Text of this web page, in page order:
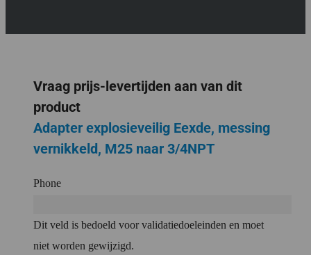
Vraag prijs-levertijden aan van dit
product
Adapter explosieveilig Eexde, messing
vernikkeld, M25 naar 3/4NPT
Phone
Dit veld is bedoeld voor validatiedoeleinden en moet
niet worden gewijzigd.